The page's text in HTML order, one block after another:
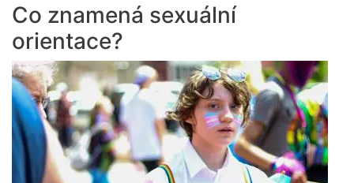
Co znamená sexuální
orientace?
Obrázek